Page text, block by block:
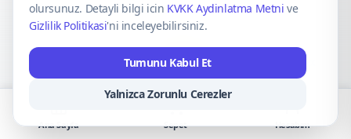
VISA Mastercard
olursunuz. Detayli bilgi icin KVKK Aydinlatma Metni ve
Gizlilik Politikasi'ni inceleyebilirsiniz.
Tumunu Kabul Et
Yalnizca Zorunlu Cerezler
Ana Sayfa Sepet Hesabım